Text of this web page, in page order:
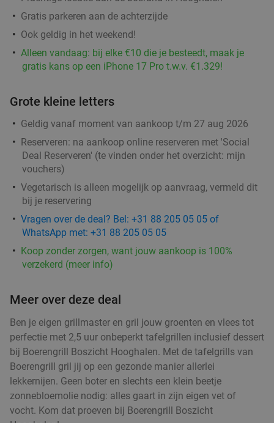
Gratis parkeren aan de achterzijde
Ook geldig in het weekend!
Alleen vandaag: bij elke €10 die je besteedt, maak je
gratis kans op een iPhone 17 Pro t.w.v. €1.329!
Grote kleine letters
Geldig vanaf moment van aankoop t/m 27 aug 2026
Reserveren: na aankoop online reserveren met 'Social
Deal Reserveren' (te vinden onder het overzicht: mijn
vouchers)
Vegetarisch is alleen mogelijk op aanvraag, vermeld dit
bij je reservering
Vragen over de deal? Bel: +31 88 205 05 05 of
WhatsApp met: +31 88 205 05 05
Koop zonder zorgen, want jouw aankoop is 100%
verzekerd (meer info)
Meer over deze deal
Ben je eigen grillmaster en gril jouw groenten en vlees tot
perfectie met 2,5 uur onbeperkt tafelgrillen inclusief dessert
bij Boerengrill Boszicht Hooghalen. Met de tafelgrills van
Boerengrill gril jij op een gezonde manier allerlei
lekkernijen. Geen boter en slechts een klein beetje
zonnebloemolie nodig: alles gaart in zijn eigen vet of
vocht. Kom dat proeven bij Boerengrill Boszicht